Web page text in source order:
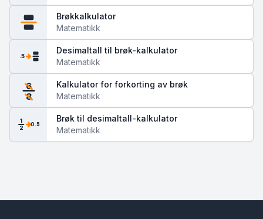
Brøkkalkulator
Matematikk
.5
Desimaltall til brøk-kalkulator
Matematikk
6
8
Kalkulator for forkorting av brøk
Matematikk
1
2 0.5
Brøk til desimaltall-kalkulator
Matematikk